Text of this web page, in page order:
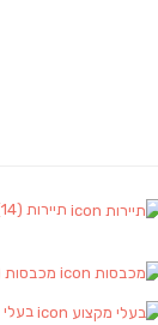
תיירות (14)
מכבסות